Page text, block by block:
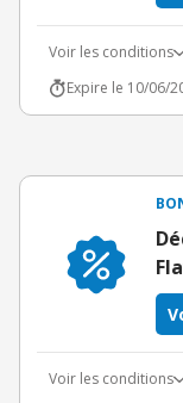
Voir les conditions
Expire le 10/06/
Voir les conditions